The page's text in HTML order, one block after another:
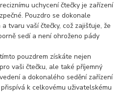
uchycení čtečky je zařízení
Pouzdro se dokonale
tvaru vaší čtečky, což zajišťuje, že
sedí a není ohroženo pády
pouzdrem získáte nejen
vaši čtečku, ale také příjemný
a dokonalého sedění zařízení
k celkovému uživatelskému